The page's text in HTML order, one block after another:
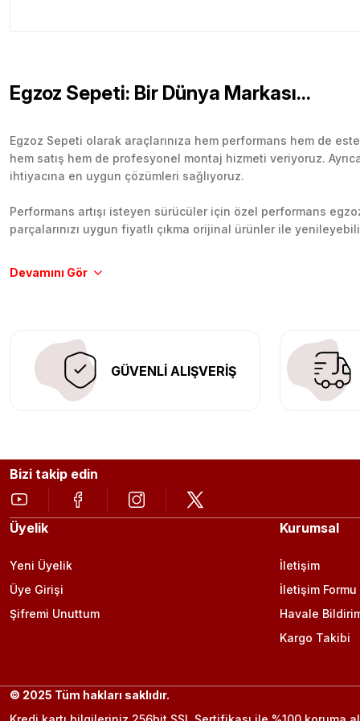
Egzoz Sepeti: Bir Dünya Markası...
Egzoz Sepeti olarak araçlarınıza hem performans hem de
hem satış hem de profesyonel montaj hizmeti veriyoruz.
ihtiyacına en uygun çözümleri sağlıyoruz.
Performans artışı isteyen sürücüler için özel performans
parçalarınızı uygun fiyatlı çıkma orijinal ürünler ile
Tüm ürünlerimiz orijinal, dayanıklı ve uzun ömürlüdür.
GÜVENLİ ALIŞVERİŞ
Bizi takip edin
Üyelik
Yeni Üyelik
Üye Girişi
Şifremi Unuttum
Kurumsal
İletişim
İletişim Formu
Havale
Kargo Takibi
© 2025 Tüm hakları saklıdır.